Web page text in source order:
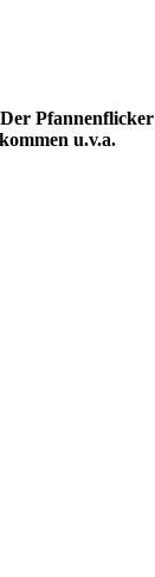
Der Pfannenflicker
u.v.a.